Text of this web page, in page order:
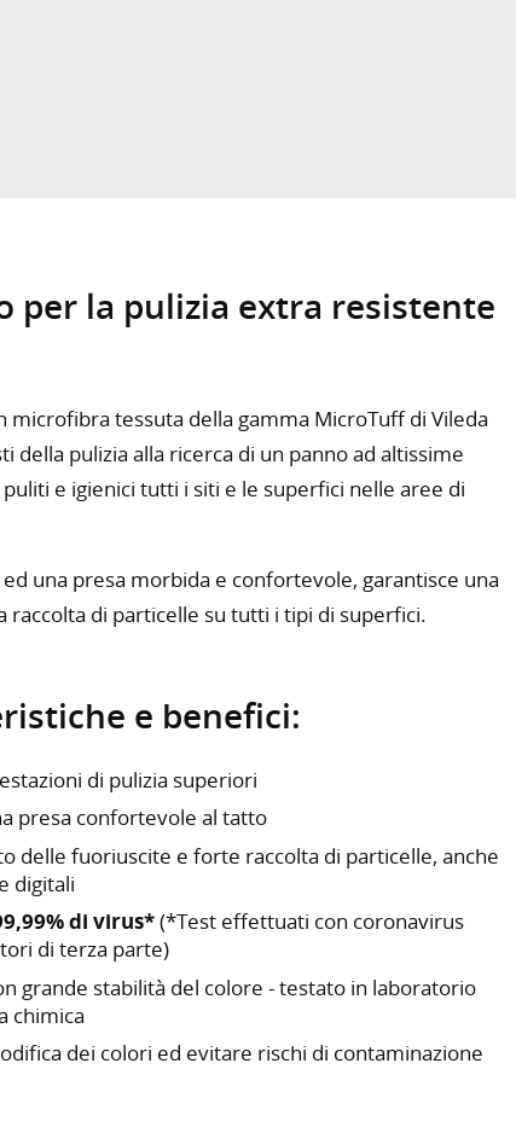
per la pulizia extra resistente
microfibra tessuta della gamma MicroTuff di Vileda
pulizia alla ricerca di un panno ad altissime
e igienici tutti i siti e le superfici nelle aree di
una presa morbida e confortevole, garantisce una
di particelle su tutti i tipi di superfici.
e benefici:
di pulizia superiori
presa confortevole al tatto
delle fuoriuscite e forte raccolta di particelle, anche
digitali
di virus*(*Test effettuati con coronavirus
di terza parte)
grande stabilità del colore - testato in laboratorio
chimica
dei colori ed evitare rischi di contaminazione